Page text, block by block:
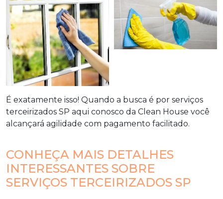
É exatamente isso! Quando a busca é por serviços
terceirizados SP aqui conosco da Clean House você
alcançará agilidade com pagamento facilitado.
CONHEÇA MAIS DETALHES
INTERESSANTES SOBRE
SERVIÇOS TERCEIRIZADOS SP